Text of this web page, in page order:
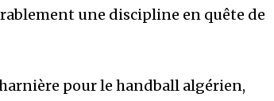
une discipline en quête de
pour le handball algérien,